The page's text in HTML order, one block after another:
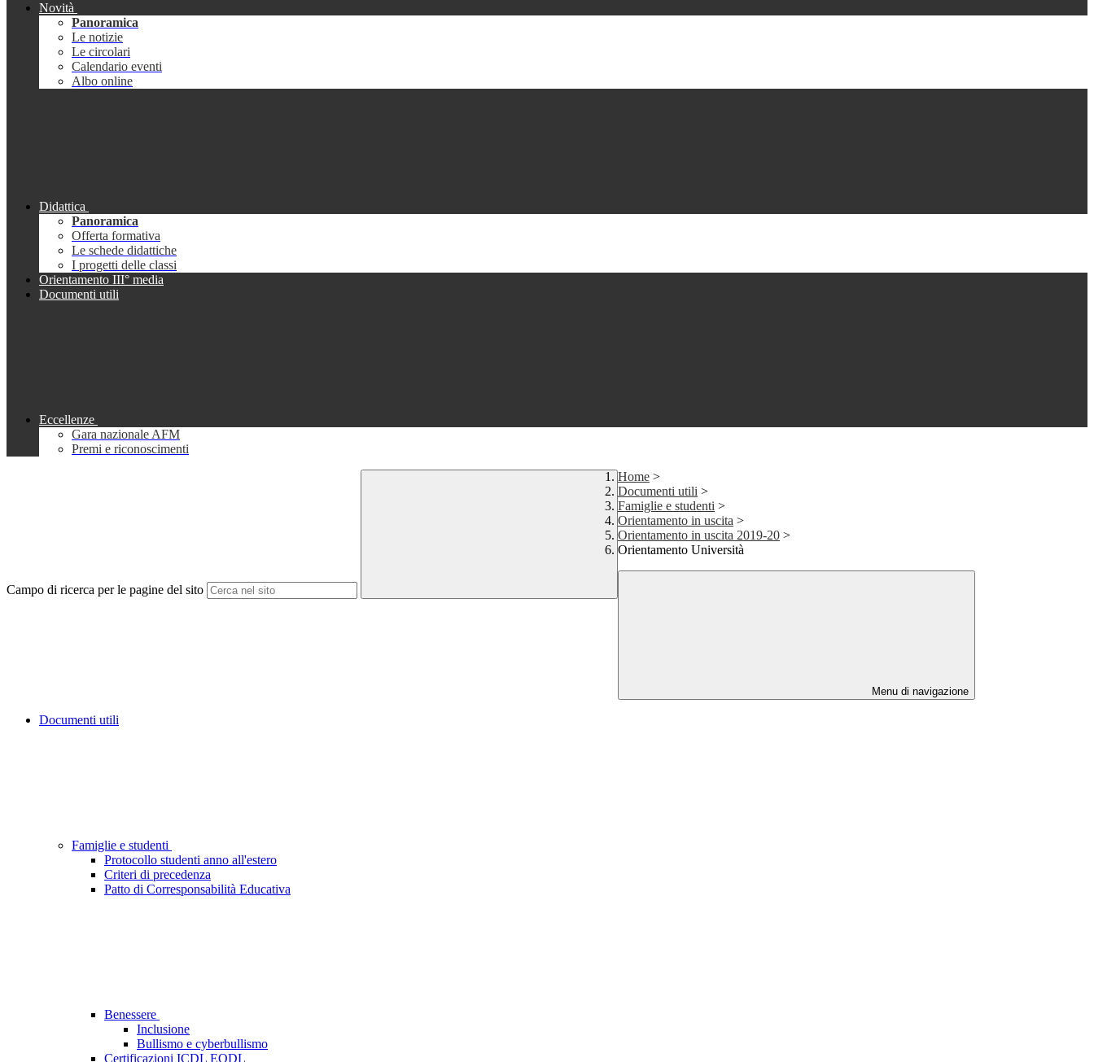
Novità
Panoramica
Le notizie
Le circolari
Calendario eventi
Albo online
Didattica
Panoramica
Offerta formativa
Le schede didattiche
I progetti delle classi
Orientamento III° media
Documenti utili
Eccellenze
Gara nazionale AFM
Premi e riconoscimenti
Campo di ricerca per le pagine del sito
Home >
Documenti utili >
Famiglie e studenti >
Orientamento in uscita >
Orientamento in uscita 2019-20 >
Orientamento Università
Menu di navigazione
Documenti utili
Famiglie e studenti
Protocollo studenti anno all'estero
Criteri di precedenza
Patto di Corresponsabilità Educativa
Benessere
Inclusione
Bullismo e cyberbullismo
Certificazioni ICDL EQDL